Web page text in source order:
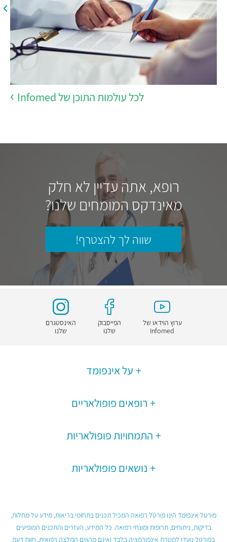
לכל עולמות התוכן של Infomed
רופא, אתה עדיין לא חלק
מאינדקס המומחים שלנו?
שווה לך להצטרף!
ערוץ הוידאו של
Infomed
הפייסבוק
שלנו
האינסטגרם
שלנו
על אינפומד
רופאים פופולאריים
התמחויות פופולאריות
נושאים פופולאריות
פורטל אינפומד הינו פורטל רפואה המכיל תכנים בתחומי בריאות, מידע על מחלות,
בדיקות, ניתוחים, תרופות ומונחי רפואה. כל המידע, העזרים והתכנים המופיעים
בפורטל נועדו למטרת אינפורמציה בלבד ואינם מהווים המלצה רפואית, חוות דעת